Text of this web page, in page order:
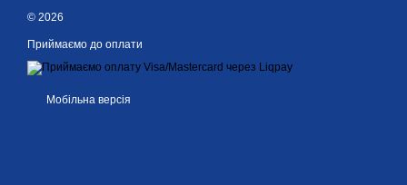
© 2026
Приймаємо до оплати
Мобільна версія